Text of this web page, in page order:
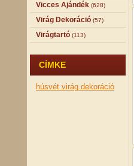
Vicces Ajándék (628)
Virág Dekoráció (57)
Virágtartó (113)
CÍMKE
húsvét virág dekoráció